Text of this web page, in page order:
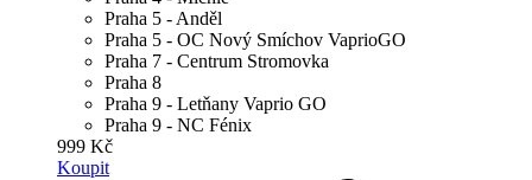
Praha 5 - Anděl
Praha 5 - OC Nový Smíchov VaprioGO
Praha 7 - Centrum Stromovka
Praha 8
Praha 9 - Letňany Vaprio GO
Praha 9 - NC Fénix
999 Kč
Koupit